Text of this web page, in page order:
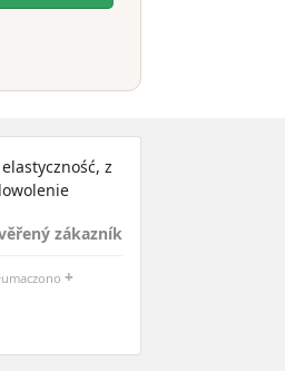
z
zákazník
+